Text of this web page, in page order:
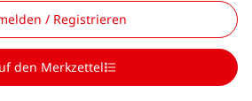
/ Registrieren
den Merkzettel